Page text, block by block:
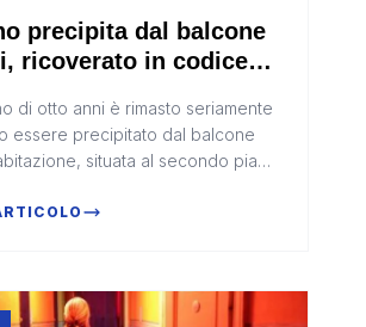
precipita dal balcone
ricoverato in codice
di otto anni è rimasto seriamente
essere precipitato dal balcone
situata al secondo piano
si...